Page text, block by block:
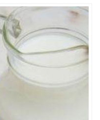
w dwóch partiach,
wody. Soję
się wody (ok. 2
na ok. 5–10 min
ponownie i gotuj
przecedź przez sito,
soi, które z
do wypieków,
Mleko można nieco
jest zbyt intensywny.